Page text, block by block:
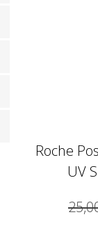
Roche
UV